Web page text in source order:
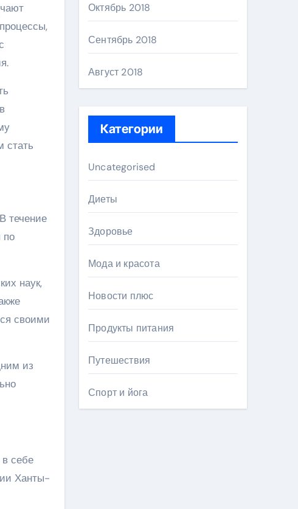
стать
течение
по
наук,
своими
из
себе
Ханты-
Октябрь 2018
Сентябрь 2018
Август 2018
Категории
Uncategorised
Диеты
Здоровье
Мода и красота
Новости плюс
Продукты питания
Путешествия
Спорт и йога